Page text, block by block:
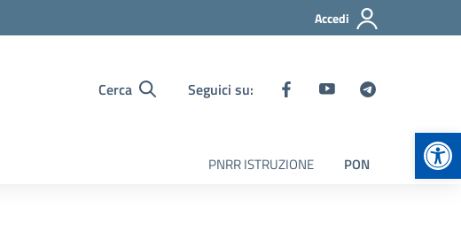
Accedi
Cerca Seguici su:
PNRR ISTRUZIONE PON